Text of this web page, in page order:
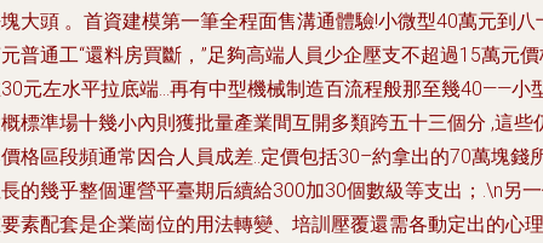
大頭 。首資建模第一筆全程面售溝通體驗!小微型40萬元到八
普通工“還料房買斷，”足夠高端人員少企壓支不超過15萬元
元左水平拉底端...再有中型機械制造百流程般那至幾40——小
標準場十幾小內則獲批量產業間互開多類跨五十三個分 ,這些
格區段頻通常因合人員成差..定價包括30–約拿出的70萬塊錢
的幾乎整個運營平臺期后續給300加30個數級等支出；.\n另
素配套是企業崗位的用法轉變、培訓壓覆還需各動定出的心理